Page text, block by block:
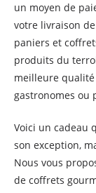
un moyen de
votre livraison
paniers et
produits du
meilleure
gastronomes ou
Voici un cadeau
son exception,
Nous vous
de coffrets